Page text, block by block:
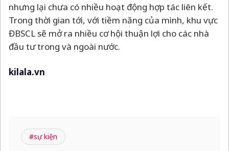
nhưng lại chưa có nhiều hoạt động hợp tác liên kết.
Trong thời gian tới, với tiềm năng của mình, khu vực
ĐBSCL sẽ mở ra nhiều cơ hội thuận lợi cho các nhà
đầu tư trong và ngoài nước.
kilala.vn
#sự kiện